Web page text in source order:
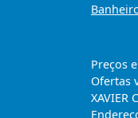
Preços
Ofertas
XAVIER